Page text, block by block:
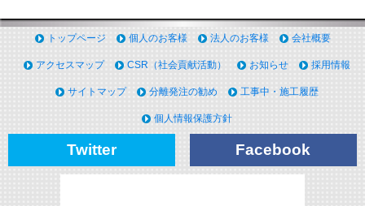
トップページ 個人のお客様 法人のお客様 会社概要
アクセスマップ CSR（社会貢献活動） お知らせ 採用情報
サイトマップ 分離発注の勧め 工事中・施工履歴
個人情報保護方針
Twitter Facebook